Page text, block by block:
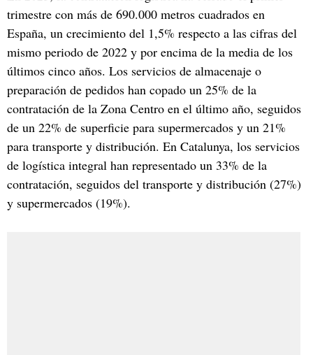
trimestre con más de 690.000 metros cuadrados en
España, un crecimiento del 1,5% respecto a las cifras del
mismo periodo de 2022 y por encima de la media de los
últimos cinco años. Los servicios de almacenaje o
preparación de pedidos han copado un 25% de la
contratación de la Zona Centro en el último año, seguidos
de un 22% de superficie para supermercados y un 21%
para transporte y distribución. En Catalunya, los servicios
de logística integral han representado un 33% de la
contratación, seguidos del transporte y distribución (27%)
y supermercados (19%).